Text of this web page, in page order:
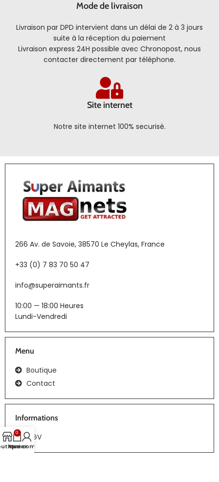
Mode de livraison
Livraison par DPD intervient dans un délai de 2 à 3 jours
suite à la réception du paiement
Livraison express 24H possible avec Chronopost, nous
contacter directement par téléphone.
Site internet
Notre site internet 100% securisé.
266 Av. de Savoie, 38570 Le Cheylas, France
+33 (0) 7 83 70 50 47
info@superaimants.fr
10:00 — 18:00 Heures
Lundi-Vendredi
Menu
Boutique
Contact
Informations
CGV
0
Panier
Mon compte